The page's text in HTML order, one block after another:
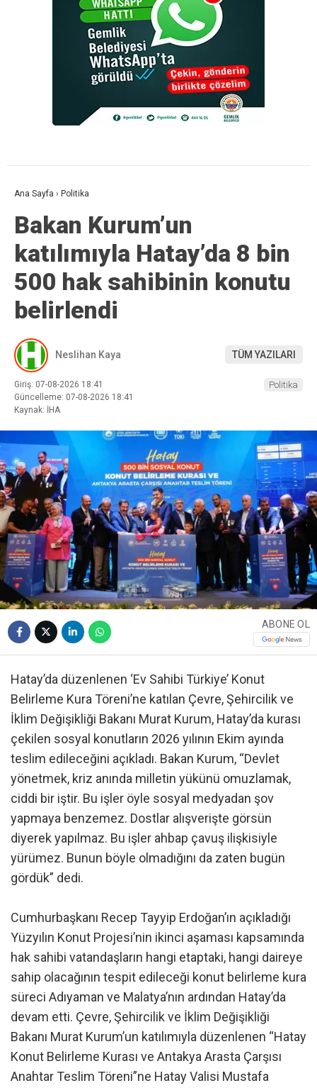
Ana Sayfa › Politika
Bakan Kurum’un
katılımıyla Hatay’da 8 bin
500 hak sahibinin konutu
belirlendi
Neslihan Kaya TÜM YAZILARI
Giriş: 07-08-2026 18:41
Güncelleme: 07-08-2026 18:41
Kaynak: İHA
Politika
ABONE OL
Hatay’da düzenlenen ‘Ev Sahibi Türkiye’ Konut
Belirleme Kura Töreni’ne katılan Çevre, Şehircilik ve
İklim Değişikliği Bakanı Murat Kurum, Hatay’da kurası
çekilen sosyal konutların 2026 yılının Ekim ayında
teslim edileceğini açıkladı. Bakan Kurum, “Devlet
yönetmek, kriz anında milletin yükünü omuzlamak,
ciddi bir iştir. Bu işler öyle sosyal medyadan şov
yapmaya benzemez. Dostlar alışverişte görsün
diyerek yapılmaz. Bu işler ahbap çavuş ilişkisiyle
yürümez. Bunun böyle olmadığını da zaten bugün
gördük” dedi.
Cumhurbaşkanı Recep Tayyip Erdoğan’ın açıkladığı
Yüzyılın Konut Projesi’nin ikinci aşaması kapsamında
hak sahibi vatandaşların hangi etaptaki, hangi daireye
sahip olacağının tespit edileceği konut belirleme kura
süreci Adıyaman ve Malatya’nın ardından Hatay’da
devam etti. Çevre, Şehircilik ve İklim Değişikliği
Bakanı Murat Kurum’un katılımıyla düzenlenen “Hatay
Konut Belirleme Kurası ve Antakya Arasta Çarşısı
Anahtar Teslim Töreni”ne Hatay Valisi Mustafa